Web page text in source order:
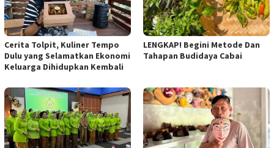
Cerita Tolpit, Kuliner Tempo
Dulu yang Selamatkan Ekonomi
Keluarga Dihidupkan Kembali
LENGKAP! Begini Metode Dan
Tahapan Budidaya Cabai